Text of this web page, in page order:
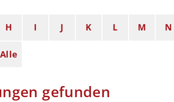
H I J K L M N
Alle
gefunden